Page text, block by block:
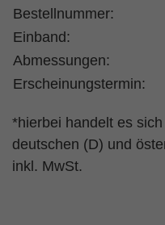
Bestellnummer:
Einband:
Abmessungen:
Erscheinungstermin:
*hierbei handelt es
deutschen (D) und
inkl. MwSt.